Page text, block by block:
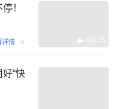
！
详情 00:15
“快